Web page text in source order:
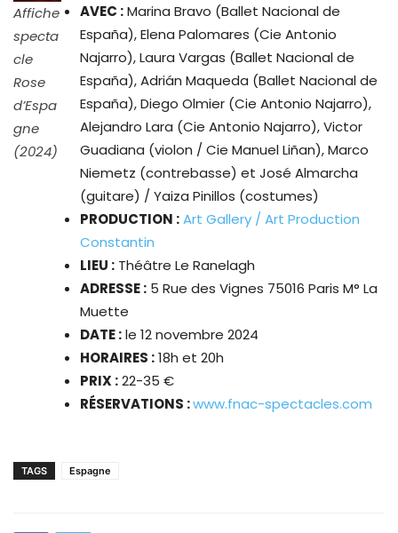
Affiche
specta
cle
Rose
d’Espa
gne
(2024)
AVEC :Marina Bravo (Ballet Nacional de
España), Elena Palomares (Cie Antonio
Najarro), Laura Vargas (Ballet Nacional de
España), Adrián Maqueda (Ballet Nacional de
España), Diego Olmier (Cie Antonio Najarro),
Alejandro Lara (Cie Antonio Najarro), Victor
Guadiana (violon / Cie Manuel Liñan), Marco
Niemetz (contrebasse) et José Almarcha
(guitare) / Yaiza Pinillos (costumes)
PRODUCTION : Art Gallery / Art Production
Constantin
LIEU :Théâtre Le Ranelagh
ADRESSE :5 Rue des Vignes 75016 Paris M° La
Muette
DATE :le 12 novembre 2024
HORAIRES :18h et 20h
PRIX :22-35 €
RÉSERVATIONS :www.fnac-spectacles.com
TAGS Espagne